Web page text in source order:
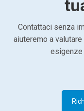
Contattaci senza
aiuteremo a
esigenze